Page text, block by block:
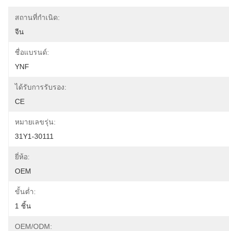
สถานที่กำเนิด:
จีน
ชื่อแบรนด์:
YNF
ได้รับการรับรอง:
CE
หมายเลขรุ่น:
31Y1-30111
ยี่ห้อ:
OEM
ขั้นต่ำ:
1 ชิ้น
OEM/ODM: